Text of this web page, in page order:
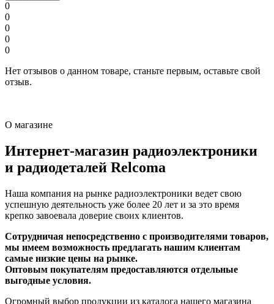
0
0
0
0
0
Нет отзывов о данном товаре, станьте первым, оставьте свой
отзыв.
О магазине
Интернет-магазин радиоэлектроники
и радиодеталей Relcoma
Наша компания на рынке радиоэлектроники ведет свою
успешную деятельность уже более 20 лет и за это время
крепко завоевала доверие своих клиентов.
Сотрудничая непосредственно с производителями товаров,
мы имеем возможность предлагать нашим клиентам
самые низкие цены на рынке.
Оптовым покупателям предоставляются отдельные
выгодные условия.
Огромный выбор продукции из каталога нашего магазина